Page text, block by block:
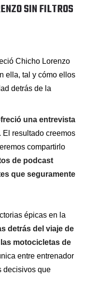
SIN FILTROS
Chicho Lorenzo
ella, tal y cómo ellos
detrás de la
una entrevista
. El resultado creemos
compartirlo
de podcast
que seguramente
épicas en la
detrás del viaje de
motocicletas de
entre entrenador
decisivos que